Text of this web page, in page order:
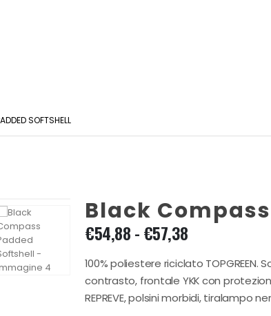
SOFTSHELL
Black
€54,88-€57,38Fascia
prezzo:
da
€54,88
100% poliestere riciclato
contrasto, frontale YKK con
REPREVE, polsini morbidi,